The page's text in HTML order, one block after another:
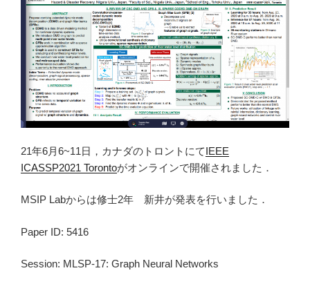
21年6月6~11日，カナダのトロントにてIEEE
ICASSP2021 Torontoがオンラインで開催されました．
MSIP Labからは修士2年 新井が発表を行いました．
Paper ID: 5416
Session: MLSP-17: Graph Neural Networks